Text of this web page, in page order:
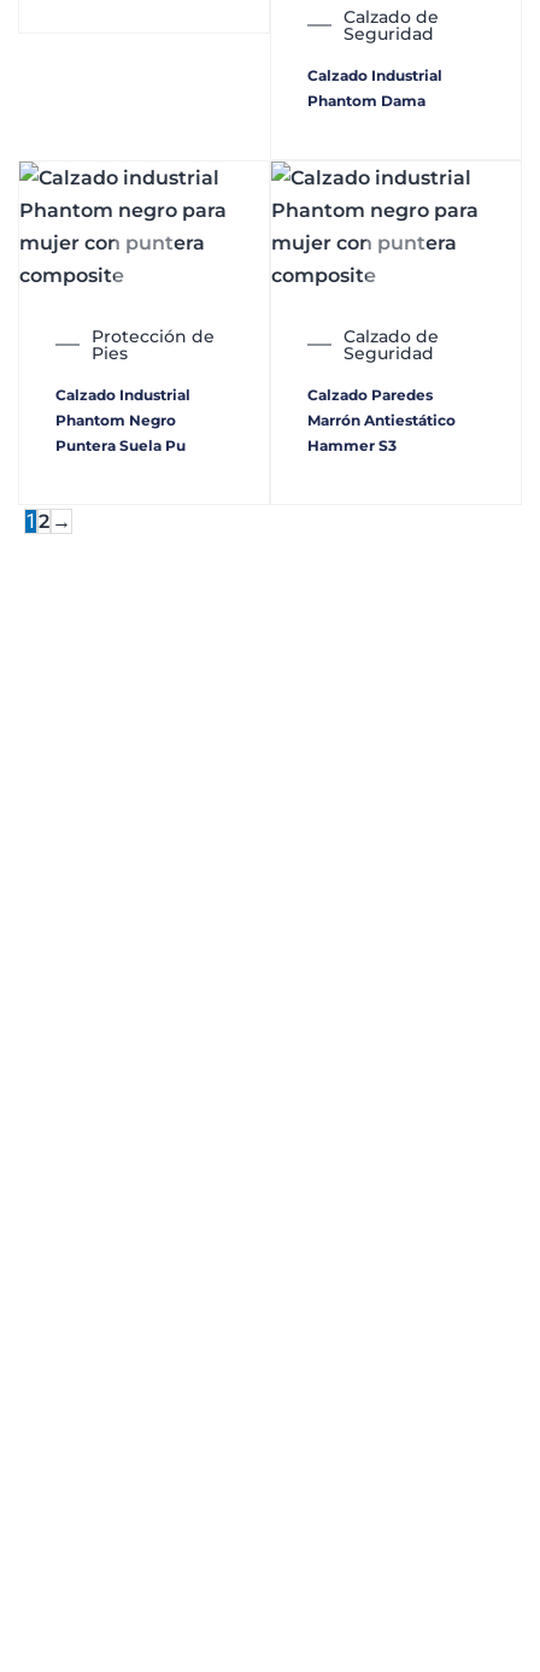
Calzado de
Seguridad
Calzado Industrial
Phantom Dama
Protección de
Pies
Calzado Industrial
Phantom Negro
Puntera Suela Pu
Calzado de
Seguridad
Calzado Paredes
Marrón Antiestático
Hammer S3
1 2 →